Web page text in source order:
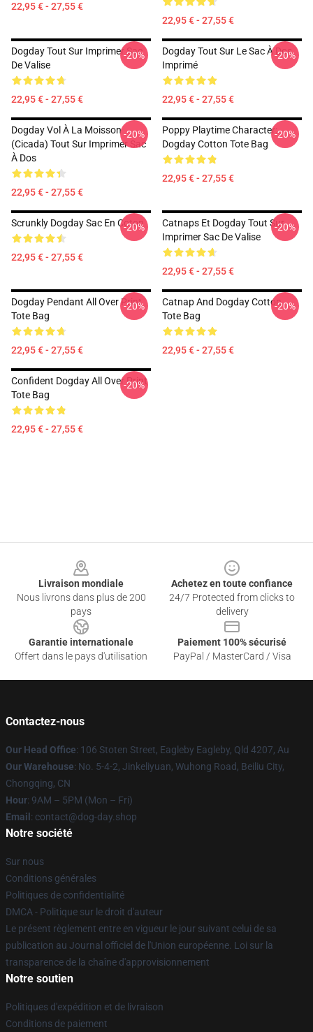
22,95 € - 27,55 €
22,95 € - 27,55 €
Dogday Tout Sur Imprimer Sac
De Valise
22,95 € - 27,55 €
-20%
Dogday Tout Sur Le Sac À Dos
Imprimé
22,95 € - 27,55 €
-20%
Dogday Vol À La Moisson
(Cicada) Tout Sur Imprimer Sac
À Dos
22,95 € - 27,55 €
-20%
Poppy Playtime Character:
Dogday Cotton Tote Bag
22,95 € - 27,55 €
-20%
Scrunkly Dogday Sac En Coton
22,95 € - 27,55 €
-20%
Catnaps Et Dogday Tout Sur
Imprimer Sac De Valise
22,95 € - 27,55 €
-20%
Dogday Pendant All Over Print
Tote Bag
22,95 € - 27,55 €
-20%
Catnap And Dogday Cotton
Tote Bag
22,95 € - 27,55 €
-20%
Confident Dogday All Over Print
Tote Bag
22,95 € - 27,55 €
-20%
Livraison mondiale
Nous livrons dans plus de 200
pays
Achetez en toute confiance
24/7 Protected from clicks to
delivery
Garantie internationale
Offert dans le pays d'utilisation
Paiement 100% sécurisé
PayPal / MasterCard / Visa
Contactez-nous
Our Head Office: 106 Stoten Street, Eagleby Eagleby, Qld 4207, Au
Our Warehouse: No. 5-4-2, Jinkeliyuan, Wuhong Road, Beiliu City,
Chongqing, CN
Hour: 9AM – 5PM (Mon – Fri)
Email : contact@dog-day.shop
Notre société
Sur nous
Conditions générales
Politiques de confidentialité
DMCA - Politique sur le droit d'auteur
Le présent règlement entre en vigueur le jour suivant celui de sa
publication au Journal officiel de l'Union européenne. Loi sur la
transparence de la chaîne d'approvisionnement
Notre soutien
Politiques d'expédition et de livraison
Conditions de paiement